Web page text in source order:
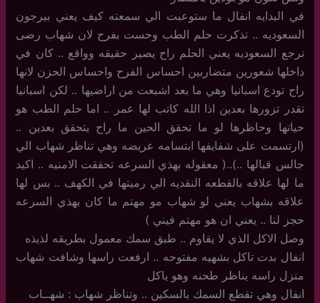
في البدايه انفال ما ستوعبت الي سمعته كيف يعني بيرجون
السعوديه .. تذكرت حلم الطب وحست بفرح لان شهاب رضى
نرجع السعوديه يعني الحلم راح يصير حقيقه وواقع .. كان في
داخلها شعورين متضاربين احساس الفرح واحساس الحزن لانها
راح تودع اسبانيا وهي ما بعد اشبعت من اراضيها .. لكن اسبانيا
تقدر تزورها بعدين اذا الله كاتب لها عمر .. اما حلم الطب هو
حياتها وحاظرها لو ما تحقق الحين ما راح يتحقق بعدين ..
(ارتسمت على شفايفها ابتسامه عريضه وهي تناظر شهاب الي
جالس قبالها ..)..( معقوله بهذي السرعه تحققت الامنيه .. اكيد
ما لها علاقه بالقطعه النقديه الي رميتها في الكهف .. بس لها
علاقه بشهاب يعني لو شهاب مو مهتم ما كان بهذي السرعه
حجز لنا .. يعني ان هو مهتم فيني )
وصل الاكل الذي لا يقاوم .. طبق سمك معمول بطريقه لذيذه
انفال بدت تاكل بشهيه مفتوحه .. ارفعت راسها وشافت شهاب
منزل راسه يناظر طحنه وهو ياكل
انفال وهي تقطع السمك بالسكين .. وتناظر شهاب : شهــاب